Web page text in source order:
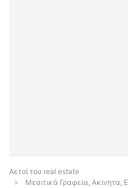
Αετοί του real estate
Μεσιτικά Γραφεία, Ακίνητα,